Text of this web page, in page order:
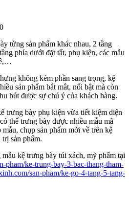
từng sản phẩm khác nhau, 2 tầng
phía dưới đặt tất, phụ kiện, các mẫu
không kém phần sang trọng, kệ
sản phẩm bắt mắt, nổi bật mà còn
hút được sự chú ý của khách hàng.
trưng bày phụ kiện vừa tiết kiệm diện
thể trưng bày được nhiều mẫu mã
chụp sản phẩm mới về trên kệ
trị sản phẩm.
kệ trưng bày túi xách, mỹ phẩm tại
pham/ke-trung-bay-3-bac-thang-tham-
san-pham/ke-go-4-tang-5-tang-